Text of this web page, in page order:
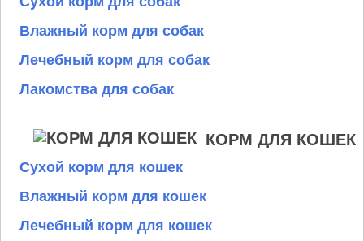
Влажный корм для собак
Лечебный корм для собак
Лакомства для собак
КОРМ ДЛЯ КОШЕК
Сухой корм для кошек
Влажный корм для кошек
Лечебный корм для кошек